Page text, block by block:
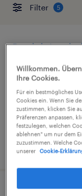
Filter 5
Keltern,
€16,00 -
Industrie und
3. August 2026
Willkommen.
Ihre Cookies.
Für ein bestmögliches
Cookies ein. Wenn Sie
zustimmen, klicken Sie
Präferenzen anpassen,
festzulegen, welchen
ablehnen" um nur dem
zuzustimmen. Welche
unserer
Cookie-